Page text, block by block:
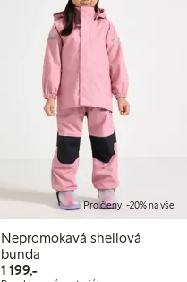
Pro členy: -20% na vše
Nepromokavá shellová
bunda
1 199,-1 199,00 Kč